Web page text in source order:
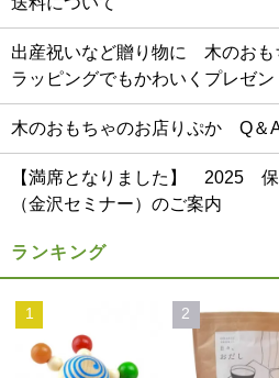
出産祝いなど贈り物に 木のおも
ラッピングでもかわいくプレゼン
木のおもちゃのお店りぷか Q＆
【満席となりました】 2025 保
（金沢セミナー）のご案内
ランキング
1 2